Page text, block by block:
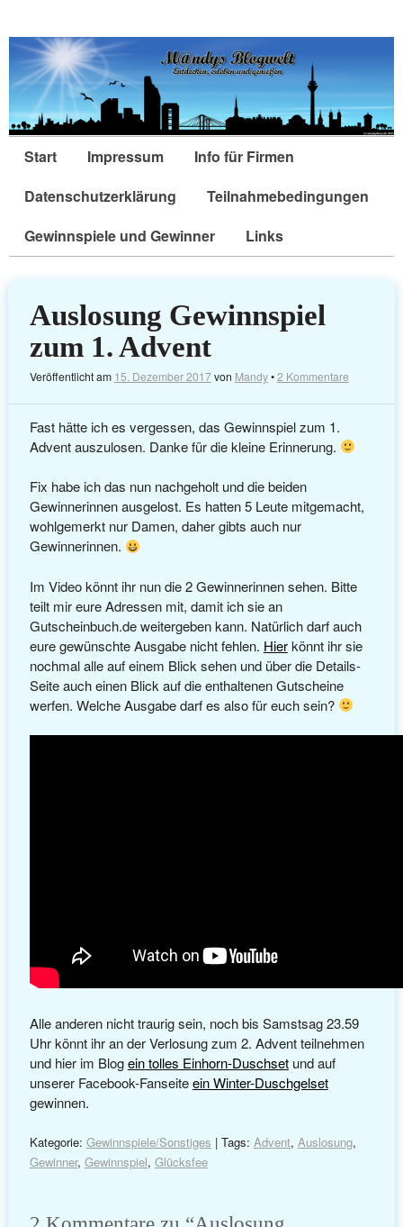
Start Impressum
Info für Firmen
Datenschutzerklärung
Teilnahmebedingungen
Gewinnspiele und Gewinner
Links
Auslosung Gewinnspiel
zum 1. Advent
Veröffentlicht am 15. Dezember 2017von Mandy•2 Kommentare
Fast hätte ich es vergessen, das Gewinnspiel zum 1.
Advent auszulosen. Danke für die kleine Erinnerung.
Fix habe ich das nun nachgeholt und die beiden
Gewinnerinnen ausgelost. Es hatten 5 Leute mitgemacht,
wohlgemerkt nur Damen, daher gibts auch nur
Gewinnerinnen.
Im Video könnt ihr nun die 2 Gewinnerinnen sehen. Bitte
teilt mir eure Adressen mit, damit ich sie an
Gutscheinbuch.de weitergeben kann. Natürlich darf auch
eure gewünschte Ausgabe nicht fehlen. Hierkönnt ihr sie
nochmal alle auf einem Blick sehen und über die Details-
Seite auch einen Blick auf die enthaltenen Gutscheine
werfen. Welche Ausgabe darf es also für euch sein?
Alle anderen nicht traurig sein, noch bis Samstsag 23.59
Uhr könnt ihr an der Verlosung zum 2. Advent teilnehmen
und hier im Blogein tolles Einhorn-Duschsetund auf
unserer Facebook-Fanseiteein Winter-Duschgelset
gewinnen.
Kategorie: Gewinnspiele/Sonstiges | Tags: Advent, Auslosung,
Gewinner, Gewinnspiel, Glücksfee